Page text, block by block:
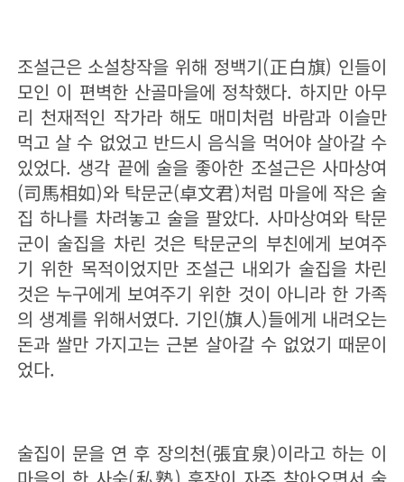
조설근은 소설창작을 위해 정백기(正白旗) 인들이
모인 이 편벽한 산골마을에 정착했다. 하지만 아무
리 천재적인 작가라 해도 매미처럼 바람과 이슬만
먹고 살 수 없었고 반드시 음식을 먹어야 살아갈 수
있었다. 생각 끝에 술을 좋아한 조설근은 사마상여
(司馬相如)와 탁문군(卓文君)처럼 마을에 작은 술
집 하나를 차려놓고 술을 팔았다. 사마상여와 탁문
군이 술집을 차린 것은 탁문군의 부친에게 보여주
기 위한 목적이었지만 조설근 내외가 술집을 차린
것은 누구에게 보여주기 위한 것이 아니라 한 가족
의 생계를 위해서였다. 기인(旗人)들에게 내려오는
돈과 쌀만 가지고는 근본 살아갈 수 없었기 때문이
었다.
술집이 문을 연 후 장의천(張宜泉)이라고 하는 이